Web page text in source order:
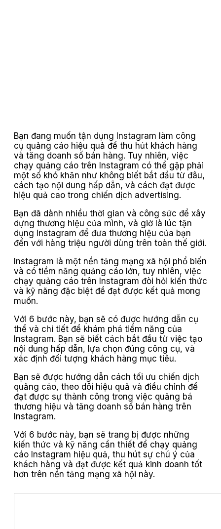
Bạn đang muốn tận dụng Instagram làm công
cụ quảng cáo hiệu quả để thu hút khách hàng
và tăng doanh số bán hàng. Tuy nhiên, việc
chạy quảng cáo trên Instagram có thể gặp phải
một số khó khăn như không biết bắt đầu từ đâu,
cách tạo nội dung hấp dẫn, và cách đạt được
hiệu quả cao trong chiến dịch advertising.
Bạn đã dành nhiều thời gian và công sức để xây
dựng thương hiệu của mình, và giờ là lúc tận
dụng Instagram để đưa thương hiệu của bạn
đến với hàng triệu người dùng trên toàn thế giới.
Instagram là một nền tảng mạng xã hội phổ biến
và có tiềm năng quảng cáo lớn, tuy nhiên, việc
chạy quảng cáo trên Instagram đòi hỏi kiến thức
và kỹ năng đặc biệt để đạt được kết quả mong
muốn.
Với 6 bước này, bạn sẽ có được hướng dẫn cụ
thể và chi tiết để khám phá tiềm năng của
Instagram. Bạn sẽ biết cách bắt đầu từ việc tạo
nội dung hấp dẫn, lựa chọn đúng công cụ, và
xác định đối tượng khách hàng mục tiêu.
Bạn sẽ được hướng dẫn cách tối ưu chiến dịch
quảng cáo, theo dõi hiệu quả và điều chỉnh để
đạt được sự thành công trong việc quảng bá
thương hiệu và tăng doanh số bán hàng trên
Instagram.
Với 6 bước này, bạn sẽ trang bị được những
kiến thức và kỹ năng cần thiết để chạy quảng
cáo Instagram hiệu quả, thu hút sự chú ý của
khách hàng và đạt được kết quả kinh doanh tốt
hơn trên nền tảng mạng xã hội này.